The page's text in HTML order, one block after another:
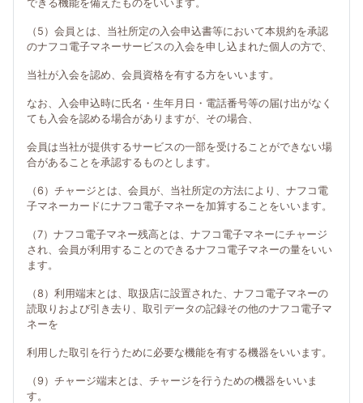
できる機能を備えたものをいいます。
（5）会員とは、当社所定の入会申込書等において本規約を承認
のナフコ電子マネーサービスの入会を申し込まれた個人の方で、
当社が入会を認め、会員資格を有する方をいいます。
なお、入会申込時に氏名・生年月日・電話番号等の届け出がなく
ても入会を認める場合がありますが、その場合、
会員は当社が提供するサービスの一部を受けることができない場
合があることを承認するものとします。
（6）チャージとは、会員が、当社所定の方法により、ナフコ電
子マネーカードにナフコ電子マネーを加算することをいいます。
（7）ナフコ電子マネー残高とは、ナフコ電子マネーにチャージ
され、会員が利用することのできるナフコ電子マネーの量をいい
ます。
（8）利用端末とは、取扱店に設置された、ナフコ電子マネーの
読取りおよび引き去り、取引データの記録その他のナフコ電子マ
ネーを
利用した取引を行うために必要な機能を有する機器をいいます。
（9）チャージ端末とは、チャージを行うための機器をいいま
す。